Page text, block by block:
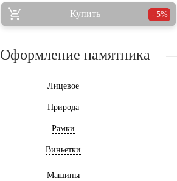
Купить 5%
Оформление памятника
Лицевое
Природа
Рамки
Виньетки
Машины